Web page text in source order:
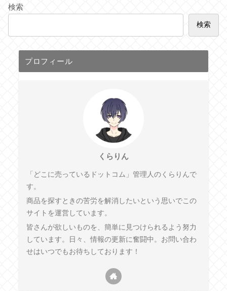
検索
検索
プロフィール
くらりん
「どこに売っているドットコム」管理人のくらりんで
す。
商品を探すときの苦労を解消したいという思いでこの
サイトを運営しています。
皆さんが欲しいものを、簡単に見つけられるよう努力
しています。日々、情報の更新に奮闘中。お問い合わ
せはいつでもお待ちしております！